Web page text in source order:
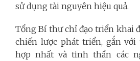
sử dụng tài nguyên hiệu quả.
Tổng Bí thư chỉ đạo triển khai
chiến lược phát triển, gắn
hợp nhất và tinh thần các